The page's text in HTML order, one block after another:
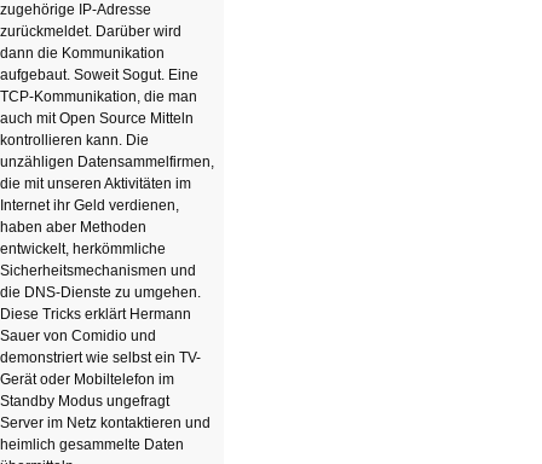
zugehörige IP-Adresse
zurückmeldet. Darüber wird
dann die Kommunikation
aufgebaut. Soweit Sogut. Eine
TCP-Kommunikation, die man
auch mit Open Source Mitteln
kontrollieren kann. Die
unzähligen Datensammelfirmen,
die mit unseren Aktivitäten im
Internet ihr Geld verdienen,
haben aber Methoden
entwickelt, herkömmliche
Sicherheitsmechanismen und
die DNS-Dienste zu umgehen.
Diese Tricks erklärt Hermann
Sauer von Comidio und
demonstriert wie selbst ein TV-
Gerät oder Mobiltelefon im
Standby Modus ungefragt
Server im Netz kontaktieren und
heimlich gesammelte Daten